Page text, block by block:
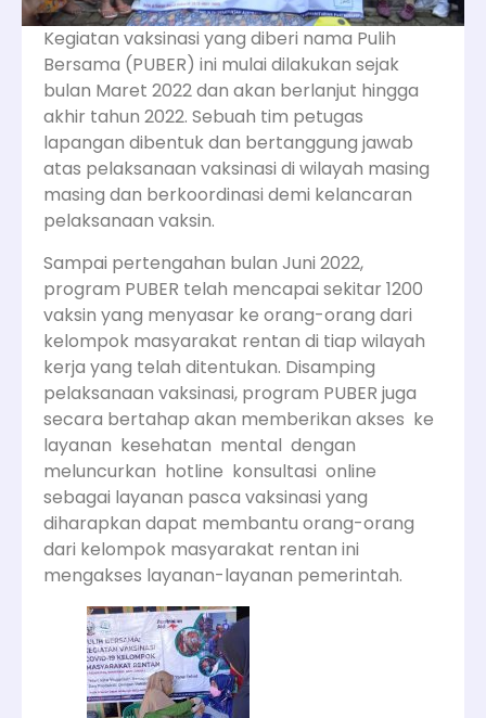
Kegiatan vaksinasi yang diberi nama Pulih
Bersama (PUBER) ini mulai dilakukan sejak
bulan Maret 2022 dan akan berlanjut hingga
akhir tahun 2022. Sebuah tim petugas
lapangan dibentuk dan bertanggung jawab
atas pelaksanaan vaksinasi di wilayah masing
masing dan berkoordinasi demi kelancaran
pelaksanaan vaksin.
Sampai pertengahan bulan Juni 2022,
program PUBER telah mencapai sekitar 1200
vaksin yang menyasar ke orang-orang dari
kelompok masyarakat rentan di tiap wilayah
kerja yang telah ditentukan. Disamping
pelaksanaan vaksinasi, program PUBER juga
secara bertahap akan memberikan akses ke
layanan kesehatan mental dengan
meluncurkan hotline konsultasi online
sebagai layanan pasca vaksinasi yang
diharapkan dapat membantu orang-orang
dari kelompok masyarakat rentan ini
mengakses layanan-layanan pemerintah.